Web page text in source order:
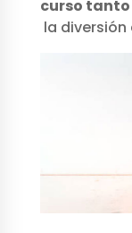
curso tanto
la